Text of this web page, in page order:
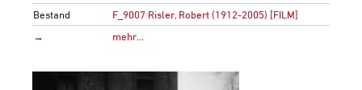
Bestand
F_9007 Risler, Robert (1912-2005) [FILM]
→
mehr…